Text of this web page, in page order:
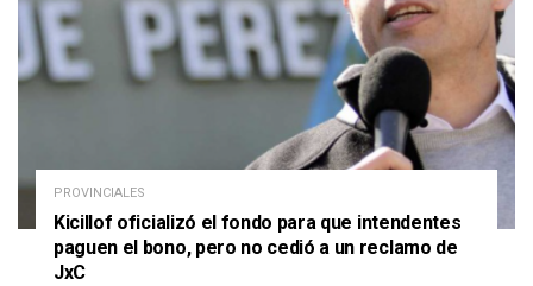
PROVINCIALES
Kicillof oficializó el fondo para que intendentes
paguen el bono, pero no cedió a un reclamo de
JxC